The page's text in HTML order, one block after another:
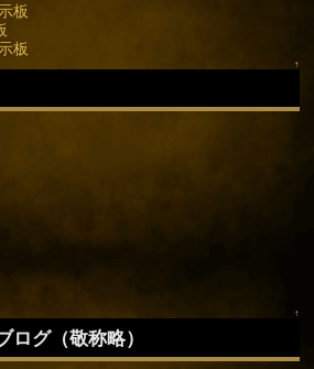
板
板
↑
↑
ログ（敬称略）